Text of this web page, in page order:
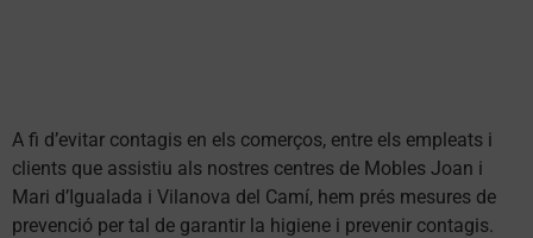
A fi d’evitar contagis en els comerços, entre els empleats i
clients que assistiu als nostres centres de Mobles Joan i
Mari d’Igualada i Vilanova del Camí, hem prés mesures de
prevenció per tal de garantir la higiene i prevenir contagis.